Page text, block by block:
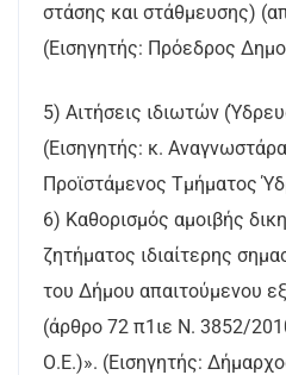
στάσης και στάθμευσης)
(Εισηγητής: Πρόεδρος
5) Αιτήσεις ιδιωτών
(Εισηγητής: κ.
Προϊστάμενος Τμήματος
6) Καθορισμός αμοιβής
ζητήματος ιδιαίτερης
του Δήμου απαιτούμενου
(άρθρο 72 π1ιε Ν. 3852/
Ο.Ε.)». (Εισηγητής: